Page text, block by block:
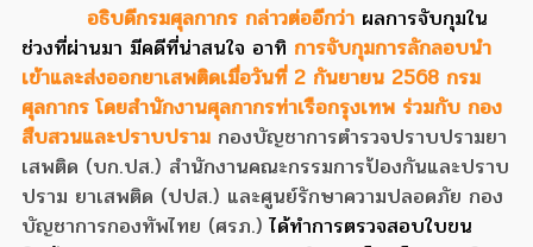
อธิบดีกรมศุลกากร กล่าวต่ออีกว่า ผลการจับกุมใน
ช่วงที่ผ่านมา มีคดีที่น่าสนใจ อาทิ การจับกุมการลักลอบนำ
เข้าและส่งออกยาเสพติดเมื่อวันที่ 2 กันยายน 2568 กรม
ศุลกากร โดยสำนักงานศุลกากรท่าเรือกรุงเทพ ร่วมกับ กอง
สืบสวนและปราบปราม กองบัญชาการตำรวจปราบปรามยา
เสพติด (บก.ปส.) สำนักงานคณะกรรมการป้องกันและปราบ
ปราม ยาเสพติด (ปปส.) และศูนย์รักษาความปลอดภัย กอง
บัญชาการกองทัพไทย (ศรภ.)ได้ทำการตรวจสอบใบขน